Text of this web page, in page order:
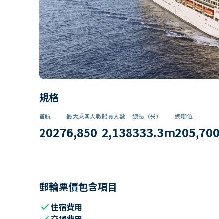
規格
首航
2027
最大乘客人數
6,850
船員人數
2,138
總長（米）
333.3m
總噸位
205,700
郵輪票價包含項目
check住宿費用